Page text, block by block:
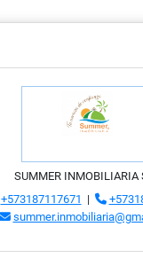
SUMMER INMOBILIARIA
+573187117671 |